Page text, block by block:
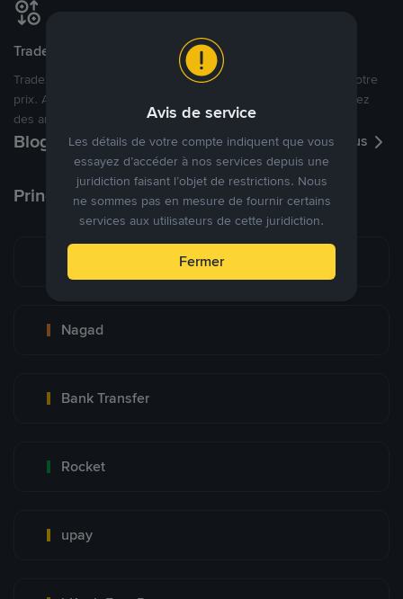
Tradez à des prix avantageux pour vous
Tradez des cryptos en étant libres d’acheter et de vendre à votre
prix. Achetez ou vendez à partir des offres existantes, ou créez
des annonces commerciales pour fixer vos propres prix.
Blog P2P Voir plus
Principaux modes de paiement
Nagad
Bank Transfer
Rocket
upay
Avis de service
Les détails de votre compte indiquent que vous
essayez d’accéder à nos services depuis une
juridiction faisant l’objet de restrictions. Nous
ne sommes pas en mesure de fournir certains
services aux utilisateurs de cette juridiction.
Fermer